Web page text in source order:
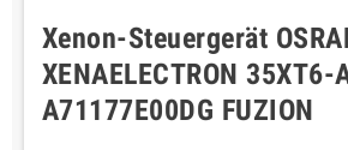
Xenon-Steuergerät
XENAELECTRON 35XT6-
A71177E00DG FUZION